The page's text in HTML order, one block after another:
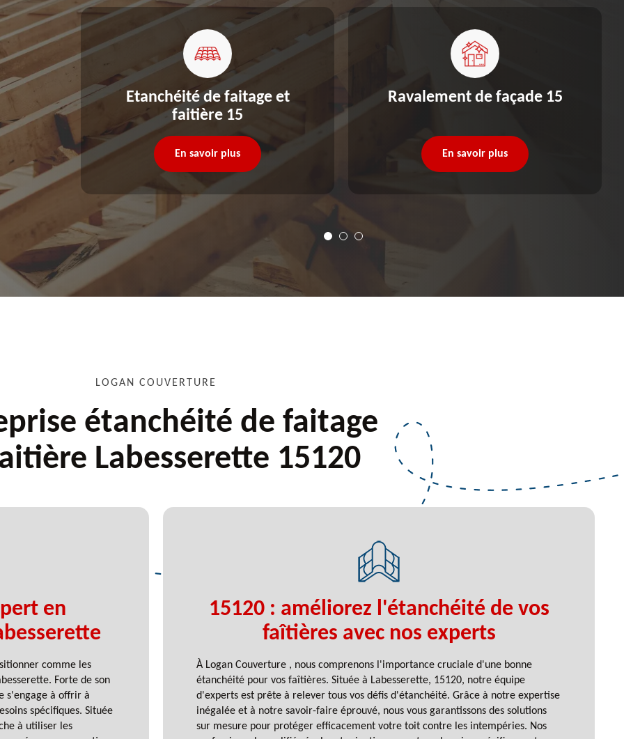
Etanchéité de faitage et
faitière 15
En savoir plus
Ravalement de façade 15
En savoir plus
LOGAN COUVERTURE
étanchéité de faitage
Labesserette 15120
en
comme les
Forte de son
s'engage à offrir à
spécifiques. Située
à utiliser les
15120 : améliorez l'étanchéité de vos
faîtières avec nos experts
À Logan Couverture , nous comprenons l'importance cruciale d'une bonne
étanchéité pour vos faîtières. Située à Labesserette, 15120, notre équipe
d'experts est prête à relever tous vos défis d'étanchéité. Grâce à notre expertise
inégalée et à notre savoir-faire éprouvé, nous vous garantissons des solutions
sur mesure pour protéger efficacement votre toit contre les intempéries. Nos